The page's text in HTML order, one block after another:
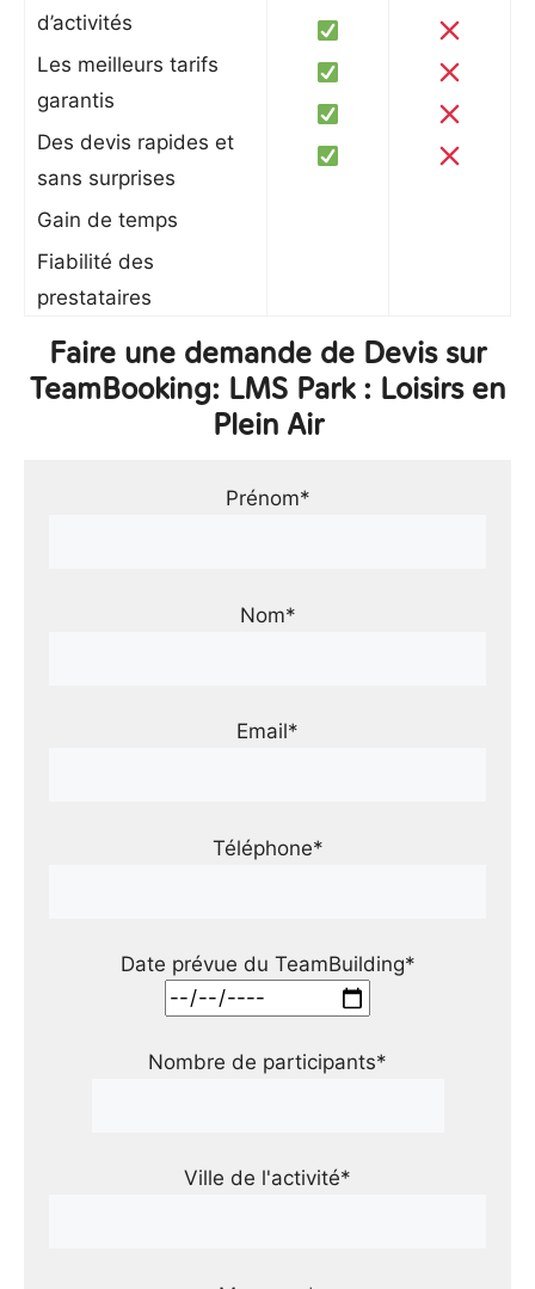
d’activités
Les meilleurs tarifs
garantis
Des devis rapides et
sans surprises
Gain de temps
Fiabilité des
prestataires
Faire une demande de Devis sur
TeamBooking: LMS Park : Loisirs en
Plein Air
Prénom*
Nom*
Email*
Téléphone*
Date prévue du TeamBuilding*
Nombre de participants*
Ville de l'activité*